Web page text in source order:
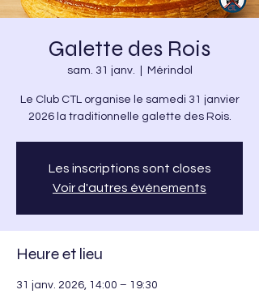
Galette des Rois
sam. 31 janv. Mérindol
Le Club CTL organise le samedi 31 janvier
2026 la traditionnelle galette des Rois.
Les inscriptions sont closes
Voir d'autres événements
Heure et lieu
31 janv. 2026, 14:00 – 19:30